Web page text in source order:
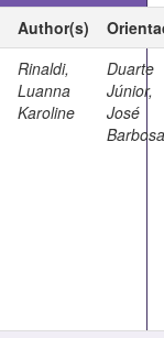
Author(s)
Rinaldi,
Luanna
Karoline
Duarte
Júnior,
José
Barbosa